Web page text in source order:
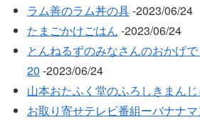
ラム善のラム丼の具‐2023/06/24
たまごかけごはん ‐2023/06/24
とんねるずのみなさんのおかげ
20 ‐2023/06/24
山本おたふく堂のふろしきまんじ
お取り寄せテレビ番組ーバナナ